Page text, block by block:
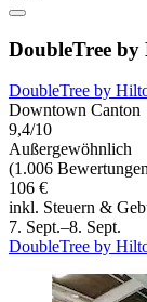
DoubleTree
DoubleTree by
Downtown Canton
9,4/10
Außergewöhnlich
(1.006
106 €
inkl. Steuern &
7. Sept.–8. Sept.
DoubleTree by